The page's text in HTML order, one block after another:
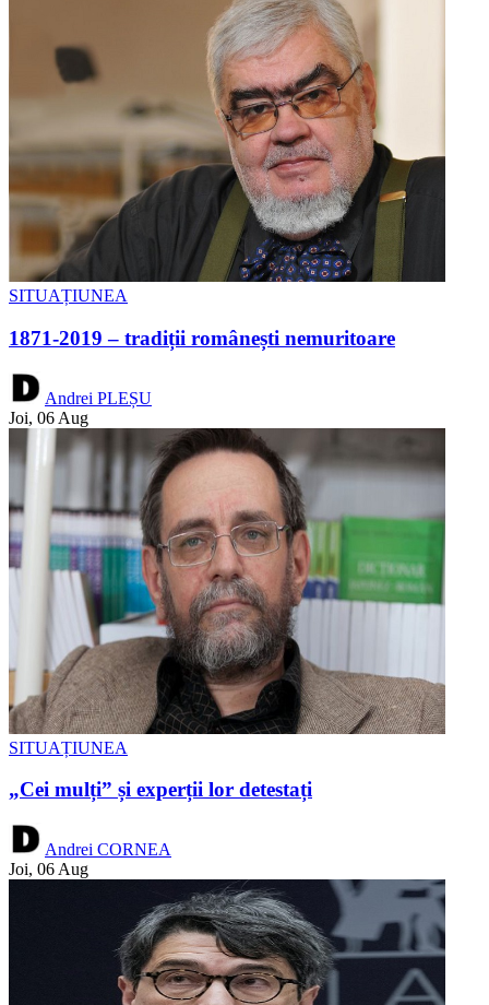
SITUAȚIUNEA
1871-2019 – tradiții românești nemuritoare
Andrei PLEȘU
Joi, 06 Aug
SITUAȚIUNEA
„Cei mulți” și experții lor detestați
Andrei CORNEA
Joi, 06 Aug